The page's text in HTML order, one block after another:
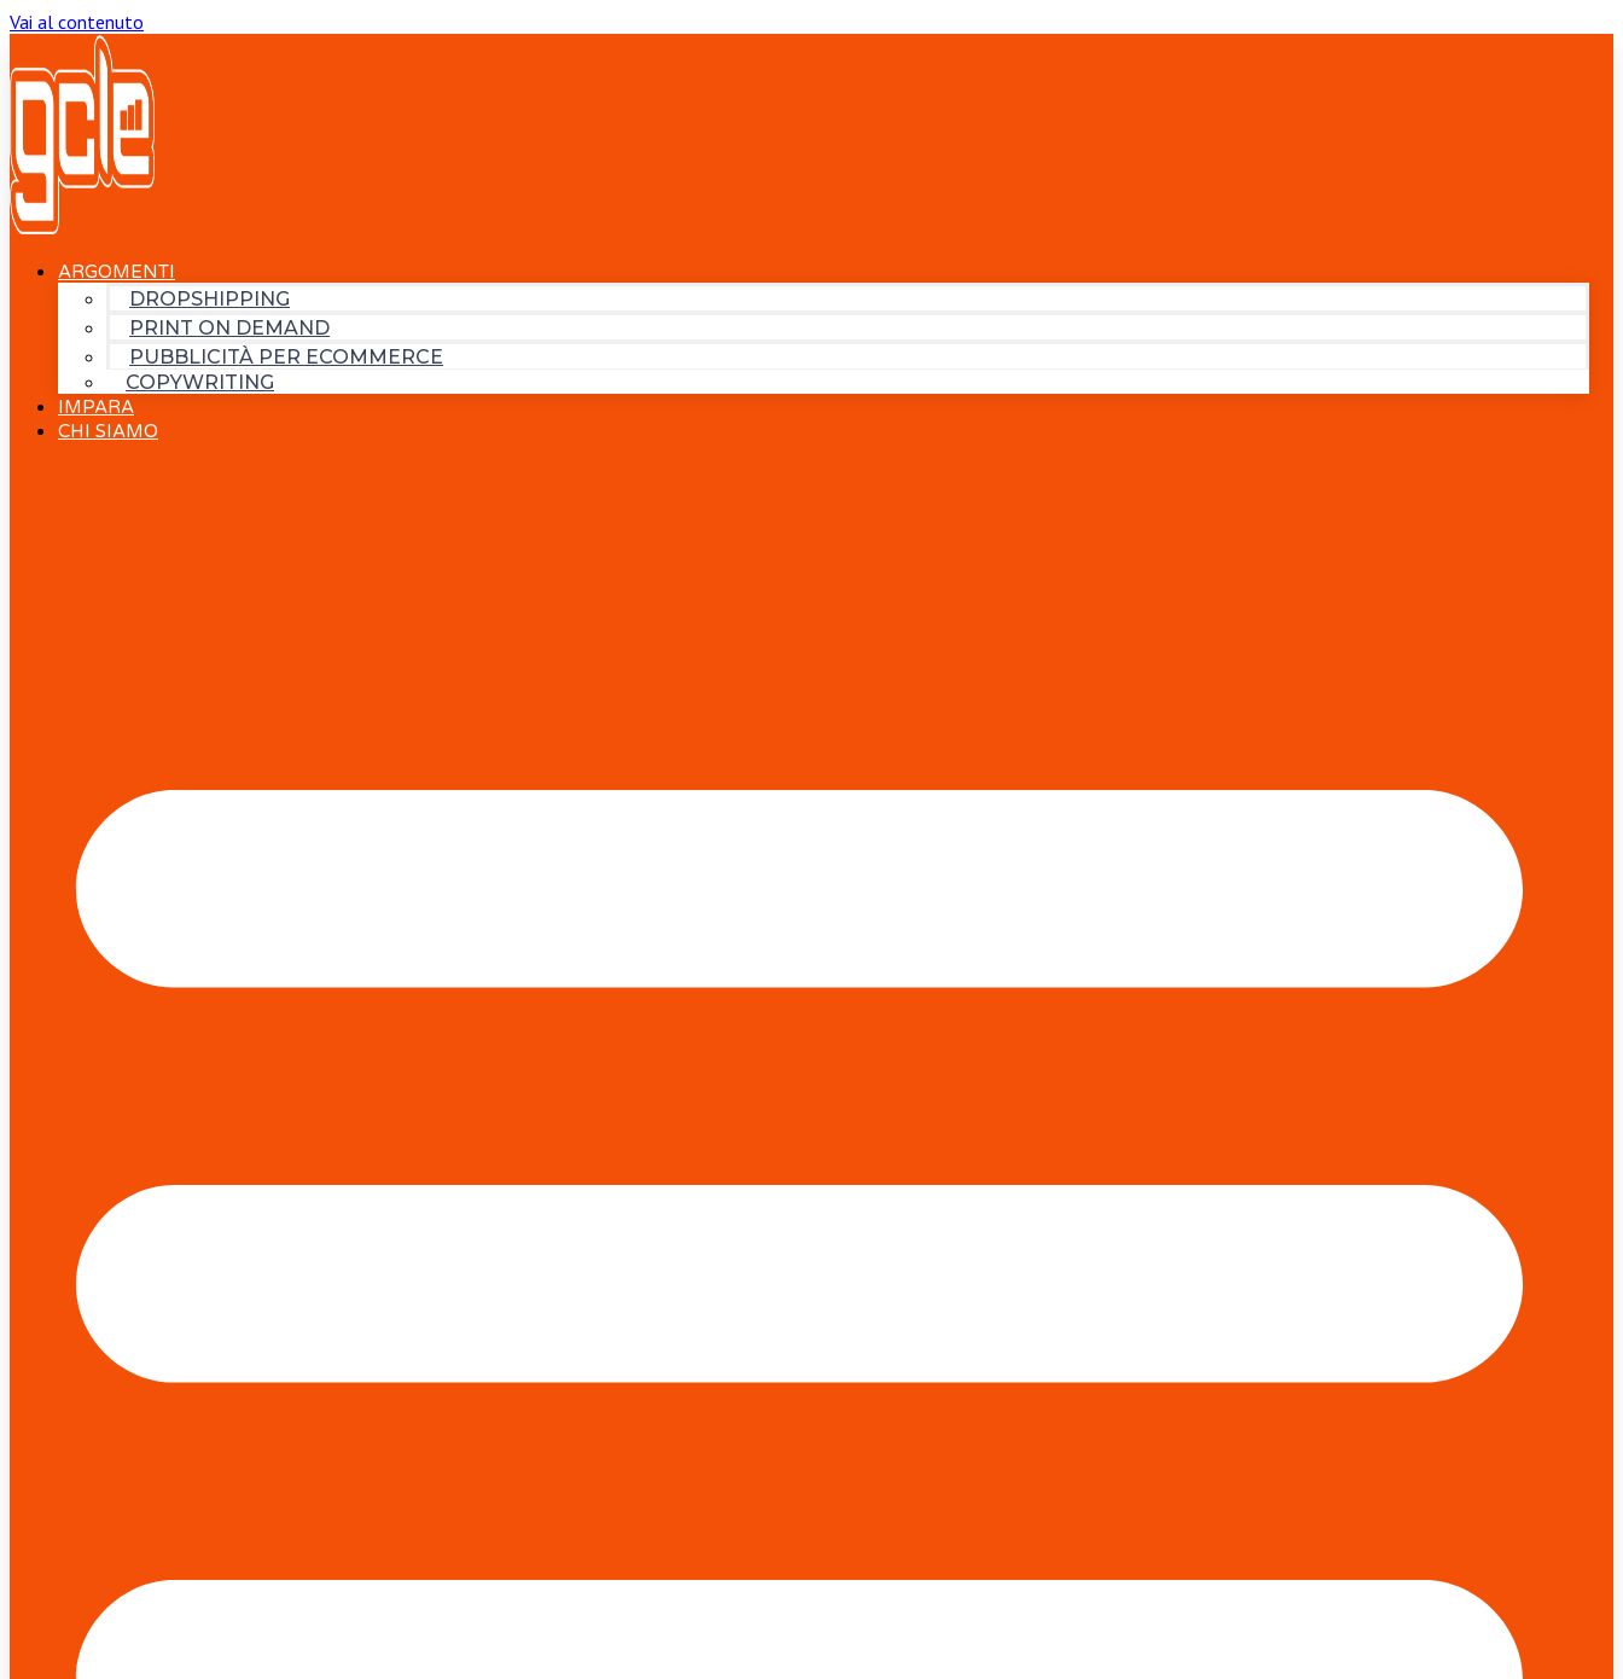
Vai al contenuto
ARGOMENTI
DROPSHIPPING
PRINT ON DEMAND
PUBBLICITÀ PER ECOMMERCE
COPYWRITING
IMPARA
CHI SIAMO